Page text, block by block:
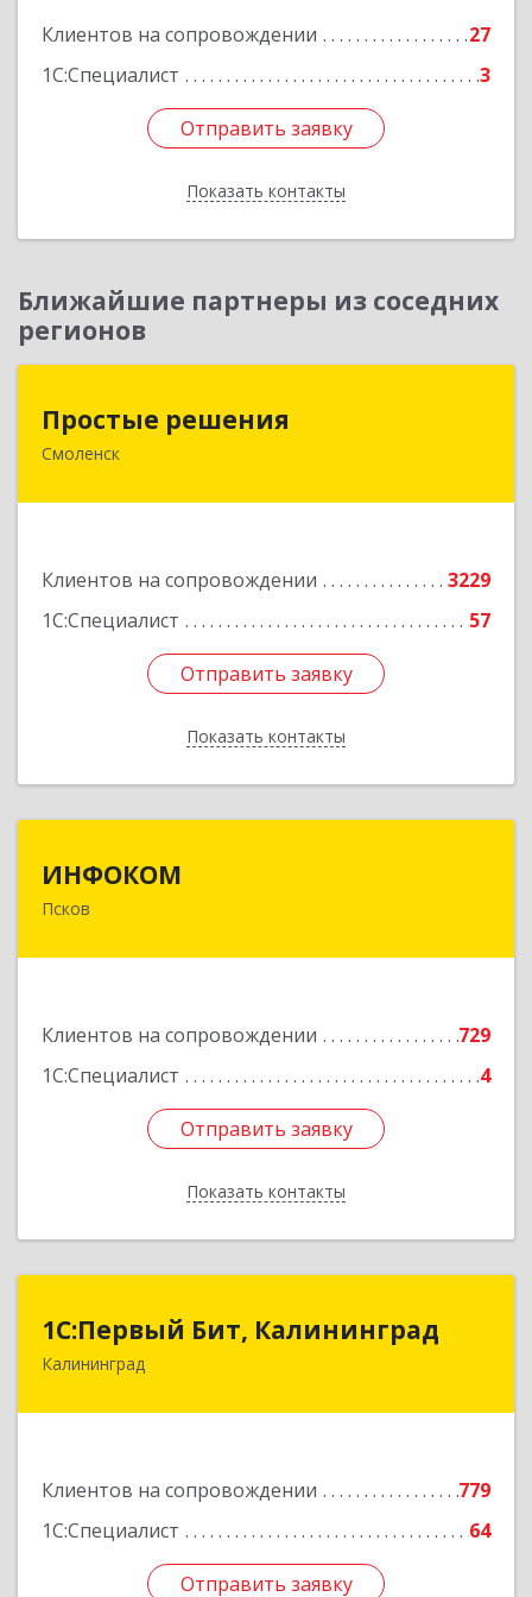
Клиентов на сопровождении
27
1С:Специалист
3
Отправить заявку
Показать контакты
Отправить заявку
Назад
Ближайшие партнеры из соседних
регионов
Простые решения
Смоленск
Клиентов на сопровождении
3229
1С:Специалист
57
Отправить заявку
Показать контакты
214015, Смоленская обл, Смоленск г, Большая
Отправить заявку
Назад
ИНФОКОМ
Псков
Клиентов на сопровождении
729
1С:Специалист
4
Отправить заявку
Показать контакты
180000, Псковская обл, Псков г, Советская ул,
Отправить заявку
Назад
1С:Первый Бит, Калининград
Калининград
Клиентов на сопровождении
779
1С:Специалист
64
Отправить заявку
1С:Первый Бит, Калининград
236006, Калининградская обл, Калининград г,
Отправить заявку